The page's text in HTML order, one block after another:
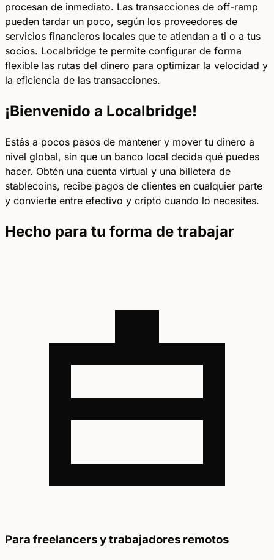
procesan de inmediato. Las transacciones de off-ramp
pueden tardar un poco, según los proveedores de
servicios financieros locales que te atiendan a ti o a tus
socios. Localbridge te permite configurar de forma
flexible las rutas del dinero para optimizar la velocidad y
la eficiencia de las transacciones.
¡Bienvenido a Localbridge!
Estás a pocos pasos de mantener y mover tu dinero a
nivel global, sin que un banco local decida qué puedes
hacer. Obtén una cuenta virtual y una billetera de
stablecoins, recibe pagos de clientes en cualquier parte
y convierte entre efectivo y cripto cuando lo necesites.
Hecho para tu forma de trabajar
Para freelancers y trabajadores remotos